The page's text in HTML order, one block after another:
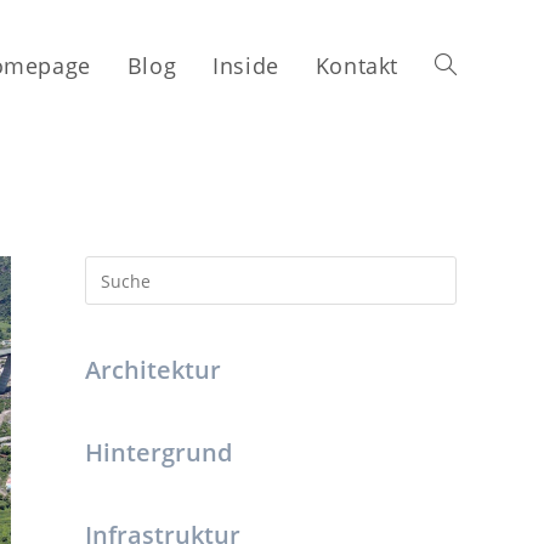
Blog Inside Kontakt
Architektur
Hintergrund
Infrastruktur